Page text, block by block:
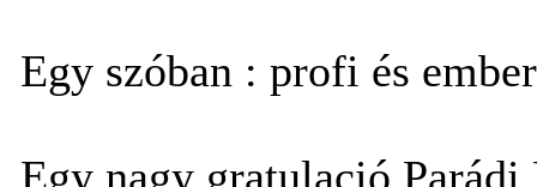
Egy szóban : profi és
Egy nagy gratulació